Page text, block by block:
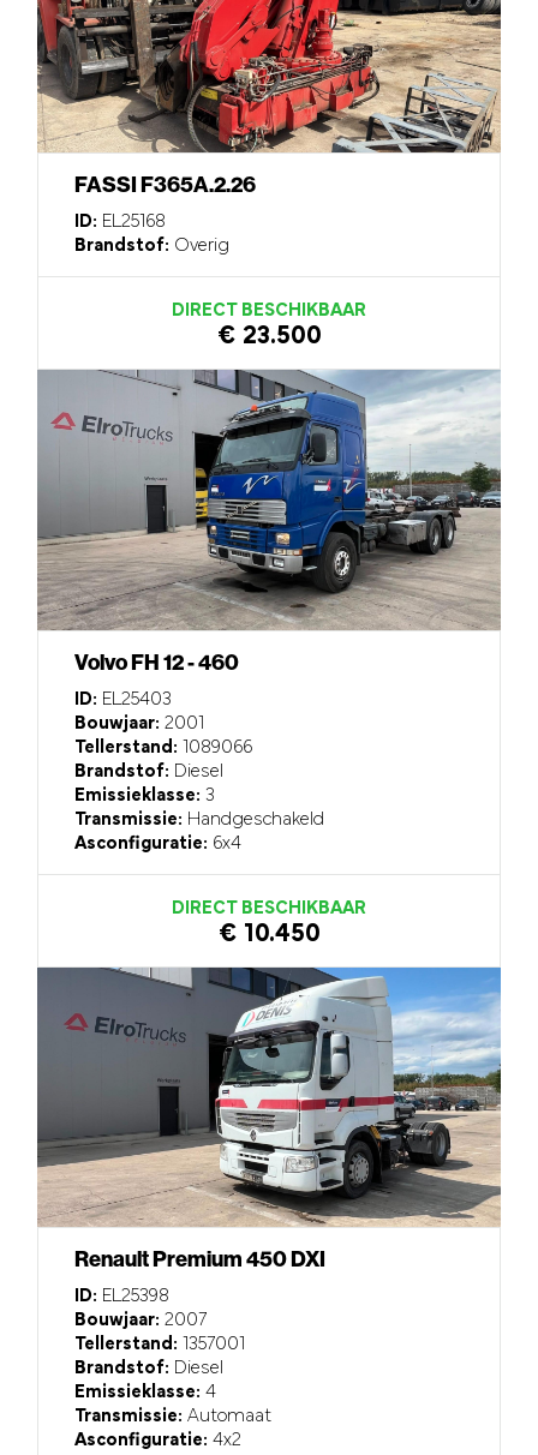
FASSI F365A.2.26
ID: EL25168
Brandstof: Overig
DIRECT BESCHIKBAAR
€ 23.500
Volvo FH 12 - 460
ID: EL25403
Bouwjaar: 2001
Tellerstand: 1089066
Brandstof: Diesel
Emissieklasse: 3
Transmissie: Handgeschakeld
Asconfiguratie: 6x4
DIRECT BESCHIKBAAR
€ 10.450
Renault Premium 450 DXI
ID: EL25398
Bouwjaar: 2007
Tellerstand: 1357001
Brandstof: Diesel
Emissieklasse: 4
Transmissie: Automaat
Asconfiguratie: 4x2